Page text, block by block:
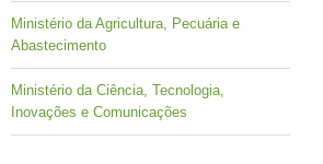
Ministério da Agricultura, Pecuária e
Abastecimento
Ministério da Ciência, Tecnologia,
Inovações e Comunicações